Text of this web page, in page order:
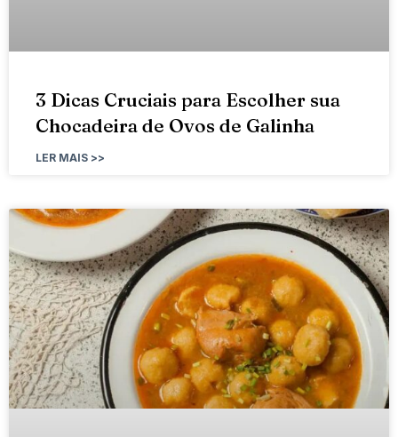
3 Dicas Cruciais para Escolher sua
Chocadeira de Ovos de Galinha
LER MAIS >>